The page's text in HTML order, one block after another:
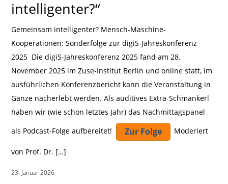
intelligenter?“
Gemeinsam intelligenter? Mensch-Maschine-
Kooperationen: Sonderfolge zur digiS-Jahreskonferenz
2025 Die digiS-Jahreskonferenz 2025 fand am 28.
November 2025 im Zuse-Institut Berlin und online statt, im
ausführlichen Konferenzbericht kann die Veranstaltung in
Gänze nacherlebt werden. Als auditives Extra-Schmankerl
haben wir (wie schon letztes Jahr) das Nachmittagspanel
als Podcast-Folge aufbereitet!
Zur Folge Moderiert
von Prof. Dr. […]
23. Januar 2026